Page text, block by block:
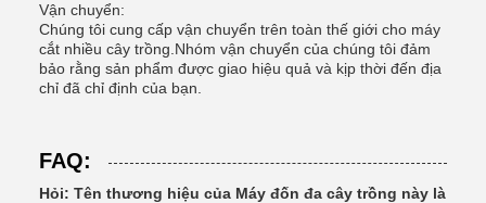
Vận chuyển:
Chúng tôi cung cấp vận chuyển trên toàn thế giới cho máy
cắt nhiều cây trồng.Nhóm vận chuyển của chúng tôi đảm
bảo rằng sản phẩm được giao hiệu quả và kịp thời đến địa
chỉ đã chỉ định của bạn.
FAQ:
Hỏi: Tên thương hiệu của Máy đốn đa cây trồng này là